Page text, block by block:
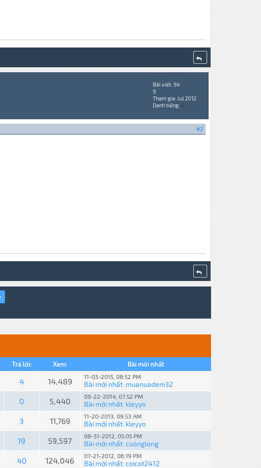
Bài viết: 94
9
Tham gia: Jul 2012
Danh tiếng: 0
#2
Trả lời: Xem: Bài mới nhất
4 14,489 11-03-2015, 08:52 PM
Bài mới nhất: muanuadem32
0 5,440 09-22-2014, 07:52 PM
Bài mới nhất: kleyyo
3 11,769 11-20-2013, 09:53 AM
Bài mới nhất: kleyyo
19 59,597 08-31-2012, 05:05 PM
Bài mới nhất: cuonglong
40 124,046 07-21-2012, 06:19 PM
Bài mới nhất: coicot2412